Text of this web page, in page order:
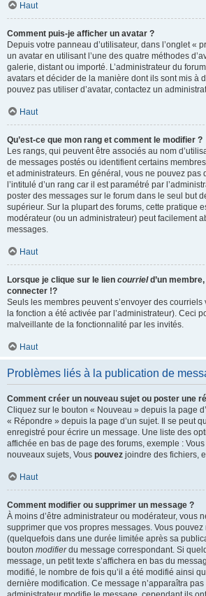
Haut
Comment puis-je afficher un avatar ?
Depuis votre panneau d’utilisateur, dans l’onglet «
un avatar en utilisant l’une des quatre méthodes
galerie, distant ou importé. L’administrateur du
avatars et décider de la manière dont ils sont mis à
pouvez pas utiliser d’avatar, contactez un
Haut
Qu’est-ce que mon rang et comment le modifier ?
Les rangs, qui peuvent être associés au nom
de messages postés ou identifient certains
et administrateurs. En général, vous ne pouvez pas
l’intitulé d’un rang car il est paramétré par
poster des messages sur le forum dans le seul but
supérieur. Sur la plupart des forums, cette pratique
modérateur (ou un administrateur) peut facilement
messages.
Haut
Lorsque je clique sur le lien courrield’un
connecter !?
Seuls les membres peuvent s’envoyer des
la fonction a été activée par l’administrateur). Ceci
malveillante de la fonctionnalité par les invités.
Haut
Problèmes liés à la publication de
Comment créer un nouveau sujet ou poster une
Cliquez sur le bouton « Nouveau » depuis la page
« Répondre » depuis la page d’un sujet. Il se peut
enregistré pour écrire un message. Une liste des
affichée en bas de page des forums, exemple : Vous
nouveaux sujets, Vous pouvez joindre des fichiers,
Haut
Comment modifier ou supprimer un message ?
À moins d’être administrateur ou modérateur, vous
supprimer que vos propres messages. Vous
(quelquefois dans une durée limitée après sa
bouton modifierdu message correspondant. Si
message, un petit texte s’affichera en bas du
modifié, le nombre de fois qu’il a été modifié ainsi
dernière modification. Ce message n’apparaîtra